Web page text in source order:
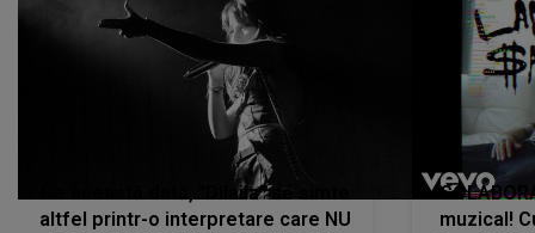
De această dată, "Dilaila" se simte
altfel printr-o interpretare care NU
muzical!